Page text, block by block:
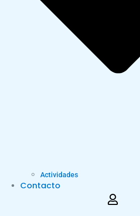
Actividades
Contacto